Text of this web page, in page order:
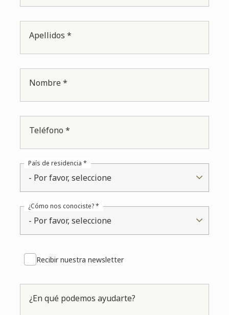
Apellidos *
Nombre *
Teléfono *
- Por favor, seleccione
País de residencia *
- Por favor, seleccione
¿Cómo nos conociste? *
Recibir nuestra newsletter
¿En qué podemos ayudarte?